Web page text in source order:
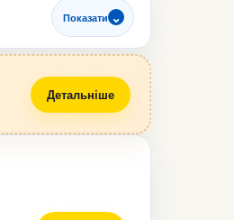
Показати
Детальніше